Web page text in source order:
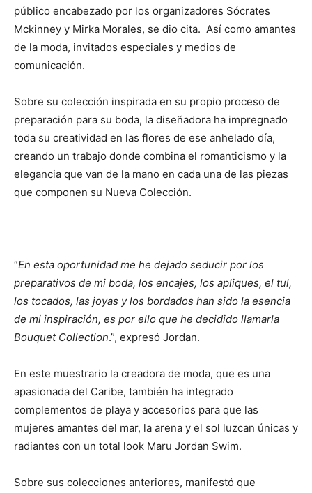
público encabezado por los organizadores Sócrates
Mckinney y Mirka Morales, se dio cita. Así como amantes
de la moda, invitados especiales y medios de
comunicación.
Sobre su colección inspirada en su propio proceso de
preparación para su boda, la diseñadora ha impregnado
toda su creatividad en las flores de ese anhelado día,
creando un trabajo donde combina el romanticismo y la
elegancia que van de la mano en cada una de las piezas
que componen su Nueva Colección.
“En esta oportunidad me he dejado seducir por los
preparativos de mi boda, los encajes, los apliques, el tul,
los tocados, las joyas y los bordados han sido la esencia
de mi inspiración, es por ello que he decidido llamarla
Bouquet Collection.”, expresó Jordan.
En este muestrario la creadora de moda, que es una
apasionada del Caribe, también ha integrado
complementos de playa y accesorios para que las
mujeres amantes del mar, la arena y el sol luzcan únicas y
radiantes con un total look Maru Jordan Swim.
Sobre sus colecciones anteriores, manifestó que